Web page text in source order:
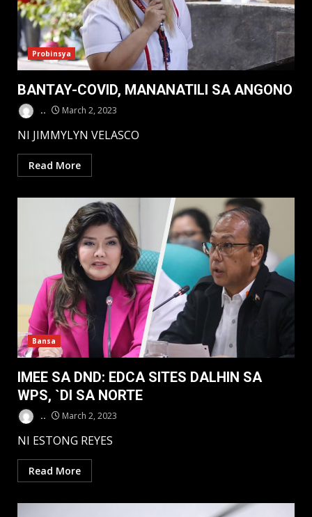
Probinsya
BANTAY-COVID, MANANATILI SA ANGONO
.. March 2, 2023
NI JIMMYLYN VELASCO
Read More
Bansa
IMEE SA DND: EDCA SITES DALHIN SA
WPS, `DI SA NORTE
.. March 2, 2023
NI ESTONG REYES
Read More